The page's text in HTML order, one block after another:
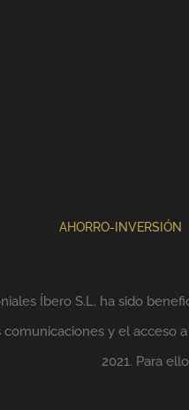
AHORRO-INVERSIÓN
Íbero S.L. ha sido
y el acceso
2021. Para